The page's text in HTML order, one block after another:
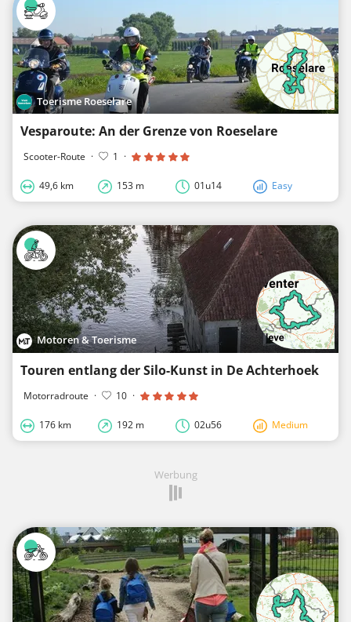
Toerisme Roeselare
Vesparoute: An der Grenze von Roeselare
Scooter-Route · 1 ·
49,6 km 153 m 01u14 Easy
Motoren & Toerisme
Touren entlang der Silo-Kunst in De Achterhoek
Motorradroute · 10 ·
176 km 192 m 02u56 Medium
Werbung